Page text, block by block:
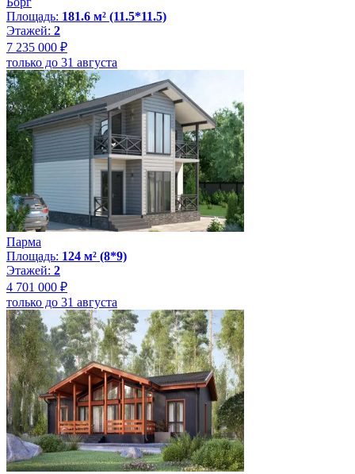
Площадь: 181.6 м² (11.5*11.5)
Этажей: 2
7 235 000 ₽
только до 31 августа
Парма
Площадь: 124 м² (8*9)
Этажей: 2
4 701 000 ₽
только до 31 августа